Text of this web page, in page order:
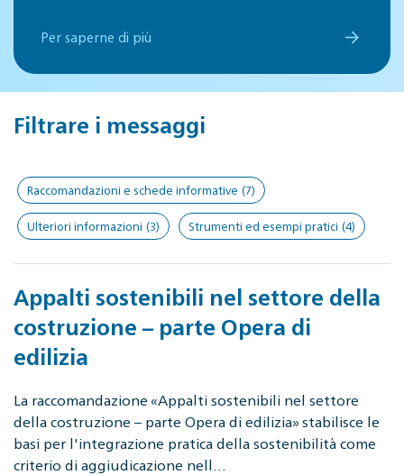
Per saperne di più
Filtrare i messaggi
Raccomandazioni e schede informative (7)
Ulteriori informazioni (3) Strumenti ed esempi pratici (4)
Appalti sostenibili nel settore della
costruzione – parte Opera di
edilizia
La raccomandazione «Appalti sostenibili nel settore
della costruzione – parte Opera di edilizia» stabilisce le
basi per l'integrazione pratica della sostenibilità come
criterio di aggiudicazione nell…